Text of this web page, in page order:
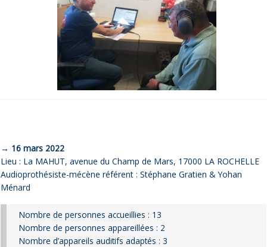
→ 16 mars 2022
Lieu : La MAHUT, avenue du Champ de Mars, 17000 LA ROCHELLE
Audioprothésiste-mécène référent : Stéphane Gratien & Yohan
Ménard
Nombre de personnes accueillies : 13
Nombre de personnes appareillées : 2
Nombre d’appareils auditifs adaptés : 3